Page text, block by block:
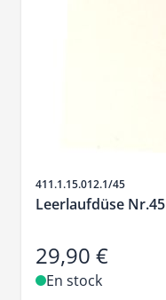
SKU
411.1.15.012.1/45
Leerlaufdüse Nr.45
29,90 €
En stock